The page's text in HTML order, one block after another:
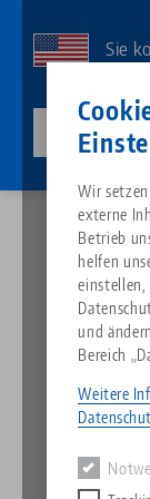
Wir
externe
Betrieb
helfen
einstellen,
und
Bereich
Weitere
Inhalt
Sie
lang-
Passende
Es tut uns leid.
Zur
Search
Downloads